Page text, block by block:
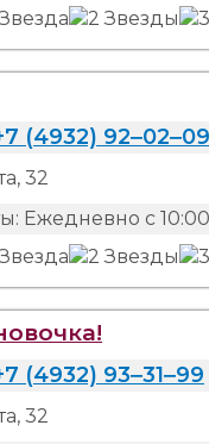
(4932) 92‒02‒09
32
Ежедневно с
(4932) 93‒31‒99
32